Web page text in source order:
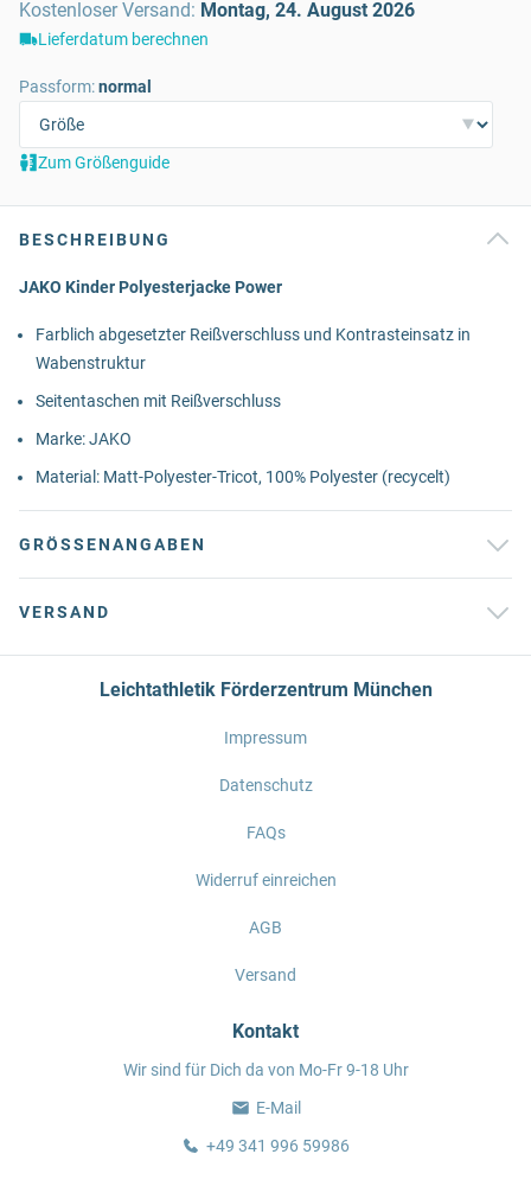
Kostenloser Versand: Montag, 24. August 2026
Lieferdatum berechnen
Passform:normal
Zum Größenguide
BESCHREIBUNG
JAKO Kinder Polyesterjacke Power
Farblich abgesetzter Reißverschluss und Kontrasteinsatz in
Wabenstruktur
Seitentaschen mit Reißverschluss
Marke: JAKO
Material: Matt-Polyester-Tricot, 100% Polyester (recycelt)
GRÖSSENANGABEN
VERSAND
Leichtathletik Förderzentrum München
Impressum
Datenschutz
FAQs
Widerruf einreichen
AGB
Versand
Kontakt
Wir sind für Dich da von Mo-Fr 9-18 Uhr
E-Mail
+49 341 996 59986